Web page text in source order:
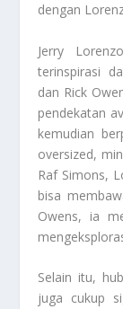
dengan
Jerry
terinspirasi
dan Rick
pendekatan
kemudian
oversized,
Raf Simons,
bisa
Owens, ia
Selain itu,
juga cukup